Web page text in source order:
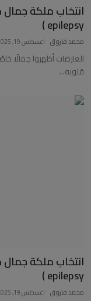
epilepsy )
محمد فاروق اغسطس 19, 2025
العارضات أظهروا جمالًا
قلوبه...
epilepsy )
محمد فاروق اغسطس 19, 2025